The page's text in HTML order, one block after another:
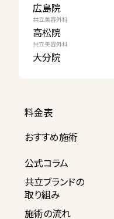
広島院
共立美容外科
高松院
共立美容外科
大分院
料金表
おすすめ施術
公式コラム
共立ブランドの
取り組み
施術の流れ